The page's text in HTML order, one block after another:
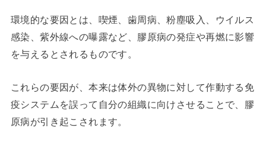
環境的な要因とは、喫煙、歯周病、粉塵吸入、ウイルス
感染、紫外線への曝露など、膠原病の発症や再燃に影響
を与えるとされるものです。
これらの要因が、本来は体外の異物に対して作動する免
疫システムを誤って自分の組織に向けさせることで、膠
原病が引き起こされます。